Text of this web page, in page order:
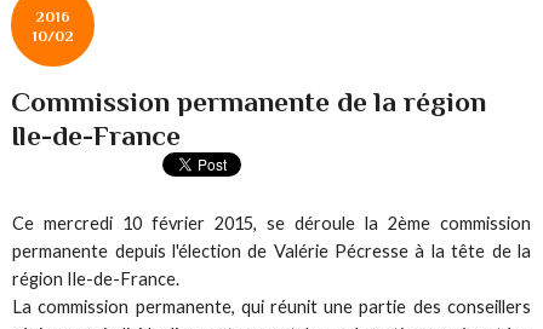
2016
10/02
Commission permanente de la région
Ile-de-France
Ce mercredi 10 février 2015, se déroule la 2ème commission
permanente depuis l'élection de Valérie Pécresse à la tête de la
région Ile-de-France.
La commission permanente, qui réunit une partie des conseillers